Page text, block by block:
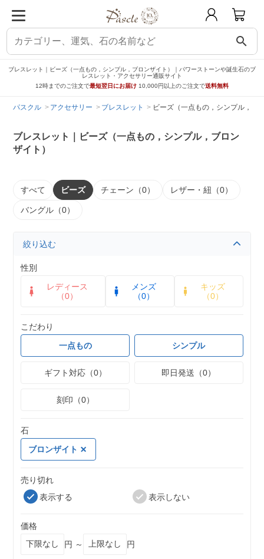
search
ブレスレット｜ビーズ（一点もの，シンプル，ブロンザイト）｜パワーストーンや誕生石のブ
レスレット・アクセサリー通販サイト
12時までのご注文で最短翌日にお届け 10,000円以上のご注文で送料無料
パスクル アクセサリー ブレスレット ビーズ（一点もの，シンプル，ブ
ブレスレット｜ビーズ（一点もの，シンプル，ブロン
ザイト）
すべて ビーズ チェーン（0） レザー・紐（0）
バングル（0）
絞り込む
性別
レディース
（0）
メンズ
（0）
キッズ
（0）
こだわり
一点もの
シンプル
ギフト対応（0） 即日発送（0）
刻印（0）
石
ブロンザイト
売り切れ
表示する
表示しない
価格
円 ～
円